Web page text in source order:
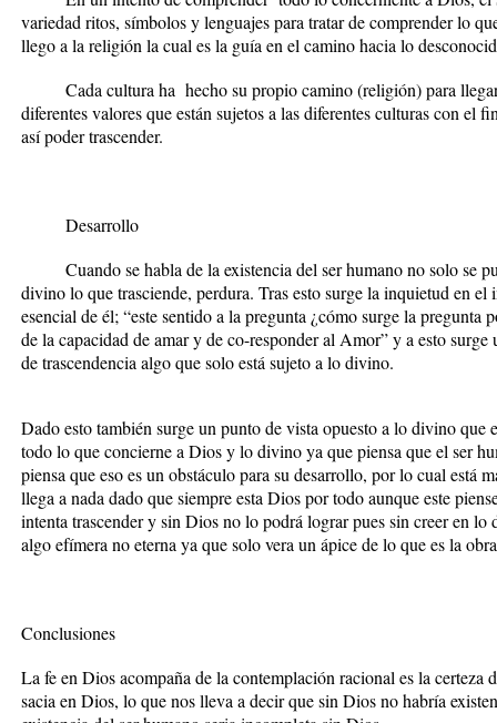
variedad ritos, símbolos y lenguajes para tratar de comprender lo
llego a la religión la cual es la guía en el camino hacia lo
Cada cultura ha hecho su propio camino (religión) para llegar
diferentes valores que están sujetos a las diferentes culturas con el
así poder trascender.
Desarrollo
Cuando se habla de la existencia del ser humano no solo se
divino lo que trasciende, perdura. Tras esto surge la inquietud en
esencial de él; “este sentido a la pregunta ¿cómo surge la pregunta
de la capacidad de amar y de co-responder al Amor”y a esto surge
de trascendencia algo que solo está sujeto a lo divino.
Dado esto también surge un punto de vista opuesto a lo divino que
todo lo que concierne a Dios y lo divino ya que piensa que el ser
piensa que eso es un obstáculo para su desarrollo, por lo cual está
llega a nada dado que siempre esta Dios por todo aunque este
intenta trascender y sin Dios no lo podrá lograr pues sin creer en lo
algo efímera no eterna ya que solo vera un ápice de lo que es la
Conclusiones
La fe en Dios acompaña de la contemplación racional es la certeza
sacia en Dios, lo que nos lleva a decir que sin Dios no habría